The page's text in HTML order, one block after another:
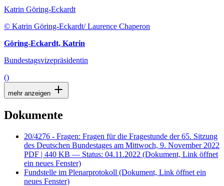
Katrin Göring-Eckardt
© Katrin Göring-Eckardt/ Laurence Chaperon
Göring-Eckardt, Katrin
Bundestagsvizepräsidentin
()
mehr anzeigen
Dokumente
20/4276 - Fragen: Fragen für die Fragestunde der 65. Sitzung
des Deutschen Bundestages am Mittwoch, 9. November 2022
PDF | 440 KB — Status: 04.11.2022 (Dokument, Link öffnet
ein neues Fenster)
Fundstelle im Plenarprotokoll (Dokument, Link öffnet ein
neues Fenster)